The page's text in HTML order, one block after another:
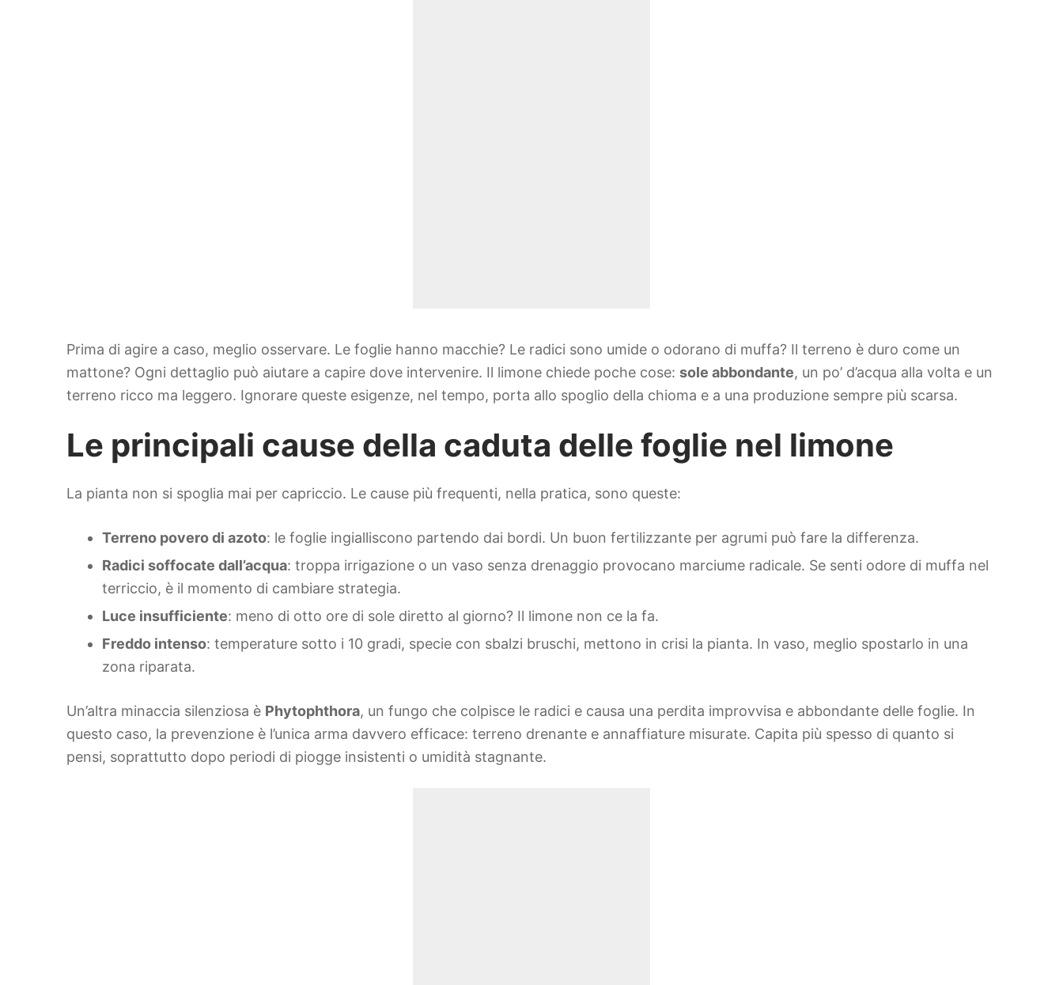
Prima di agire a caso, meglio osservare. Le foglie hanno macchie? Le radici sono umide o odorano di muffa? Il terreno è duro come un
mattone? Ogni dettaglio può aiutare a capire dove intervenire. Il limone chiede poche cose: sole abbondante, un po’ d’acqua alla volta e un
terreno ricco ma leggero. Ignorare queste esigenze, nel tempo, porta allo spoglio della chioma e a una produzione sempre più scarsa.
Le principali cause della caduta delle foglie nel limone
La pianta non si spoglia mai per capriccio. Le cause più frequenti, nella pratica, sono queste:
Terreno povero di azoto: le foglie ingialliscono partendo dai bordi. Un buon fertilizzante per agrumi può fare la differenza.
Radici soffocate dall’acqua: troppa irrigazione o un vaso senza drenaggio provocano marciume radicale. Se senti odore di muffa nel
terriccio, è il momento di cambiare strategia.
Luce insufficiente: meno di otto ore di sole diretto al giorno? Il limone non ce la fa.
Freddo intenso: temperature sotto i 10 gradi, specie con sbalzi bruschi, mettono in crisi la pianta. In vaso, meglio spostarlo in una
zona riparata.
Un’altra minaccia silenziosa è Phytophthora, un fungo che colpisce le radici e causa una perdita improvvisa e abbondante delle foglie. In
questo caso, la prevenzione è l’unica arma davvero efficace: terreno drenante e annaffiature misurate. Capita più spesso di quanto si
pensi, soprattutto dopo periodi di piogge insistenti o umidità stagnante.